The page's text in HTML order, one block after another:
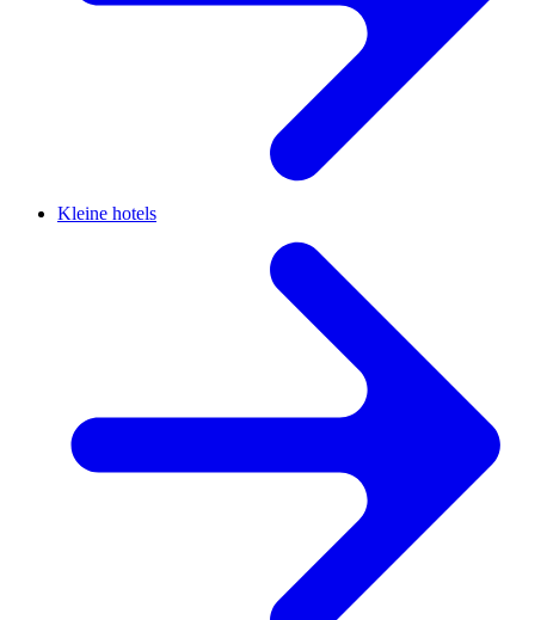
Kleine hotels